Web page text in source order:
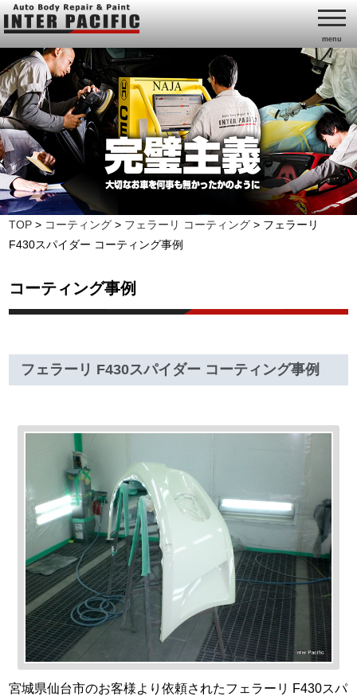
menu
TOP > コーティング > フェラーリ コーティング > フェラーリ
F430スパイダー コーティング事例
コーティング事例
フェラーリ F430スパイダー コーティング事例
宮城県仙台市のお客様より依頼されたフェラーリ F430スパ